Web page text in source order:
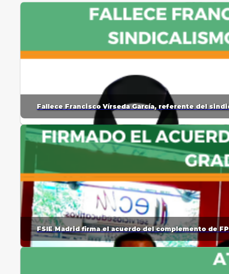
Fallece Francisco Vírseda García, referente del
FSIE Madrid firma el acuerdo del complemento de